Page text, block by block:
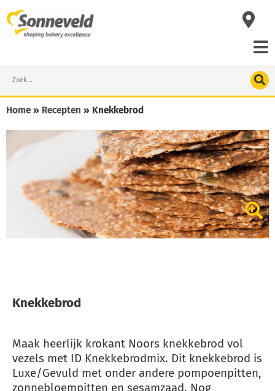
to
content
Search
Home » Recepten » Knekkebrod
Knekkebrod
Maak heerlijk krokant Noors knekkebrod vol
vezels met ID Knekkebrodmix. Dit knekkebrod is
Luxe/Gevuld met onder andere pompoenpitten,
zonnebloempitten en sesamzaad. Nog